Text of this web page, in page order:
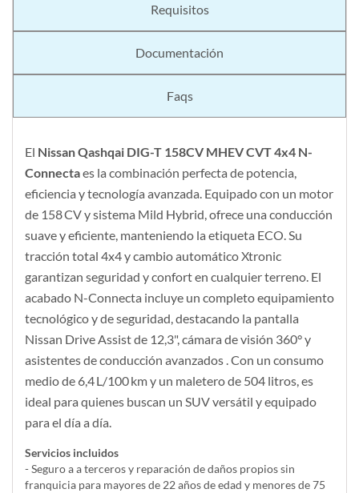
Requisitos
Documentación
Faqs
El Nissan Qashqai DIG-T 158CV MHEV CVT 4x4 N-
Connectaes la combinación perfecta de potencia,
eficiencia y tecnología avanzada. Equipado con un motor
de 158 CV y sistema Mild Hybrid, ofrece una conducción
suave y eficiente, manteniendo la etiqueta ECO. Su
tracción total 4x4 y cambio automático Xtronic
garantizan seguridad y confort en cualquier terreno. El
acabado N-Connecta incluye un completo equipamiento
tecnológico y de seguridad, destacando la pantalla
Nissan Drive Assist de 12,3", cámara de visión 360° y
asistentes de conducción avanzados . Con un consumo
medio de 6,4 L/100 km y un maletero de 504 litros, es
ideal para quienes buscan un SUV versátil y equipado
para el día a día.
Servicios incluidos
- Seguro a a terceros y reparación de daños propios sin
franquicia para mayores de 22 años de edad y menores de 75